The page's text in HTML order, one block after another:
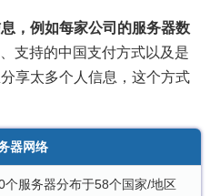
，例如每家公司的服务器数
、支持的中国支付方式以及是
享太多个人信息，这个方式
器网络
个服务器分布于58个国家/地区